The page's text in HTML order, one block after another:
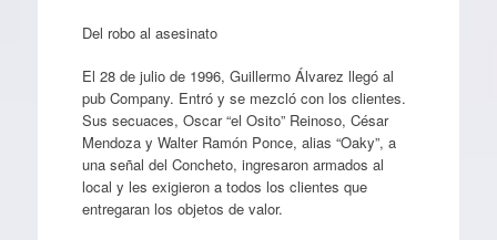
Del robo al asesinato
El 28 de julio de 1996, Guillermo Álvarez llegó al
pub Company. Entró y se mezcló con los clientes.
Sus secuaces, Oscar “el Osito” Reinoso, César
Mendoza y Walter Ramón Ponce, alias “Oaky”, a
una señal del Concheto, ingresaron armados al
local y les exigieron a todos los clientes que
entregaran los objetos de valor.